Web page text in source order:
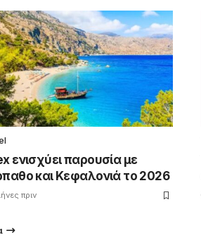
ενισχύει παρουσία με
και Κεφαλονιά το 2026
πριν